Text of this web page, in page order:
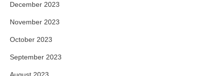
December 2023
November 2023
October 2023
September 2023